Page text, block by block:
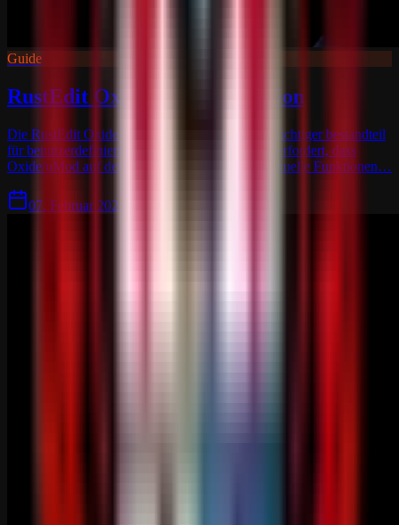
Guide
RustEdit Oxide/uMod Extension
Die RustEdit Oxide/uMod-Erweiterung ist ein wichtiger bestandteil
für benutzerdefinierten Karten, die Erweiterung erfordert, dass
Oxide/uMod auf deinem Server installiert ist. Aktuelle Funktionen…
07. Februar 2024